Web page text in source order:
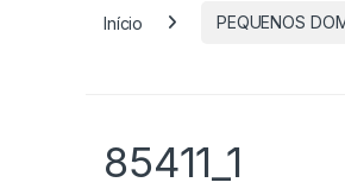
Início PEQUENOS
85411_1